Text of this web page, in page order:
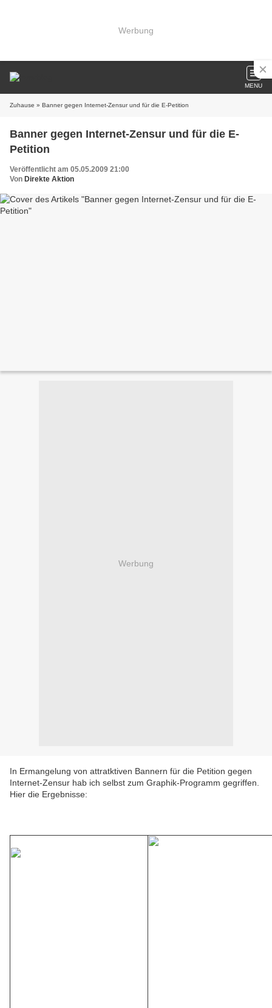
Werbung
MENU
Zuhause » Banner gegen Internet-Zensur und für die E-Petition
Banner gegen Internet-Zensur und für die E-
Petition
Veröffentlicht am 05.05.2009 21:00
Von Direkte Aktion
Werbung
In Ermangelung von attratktiven Bannern für die Petition gegen
Internet-Zensur hab ich selbst zum Graphik-Programm gegriffen.
Hier die Ergebnisse: